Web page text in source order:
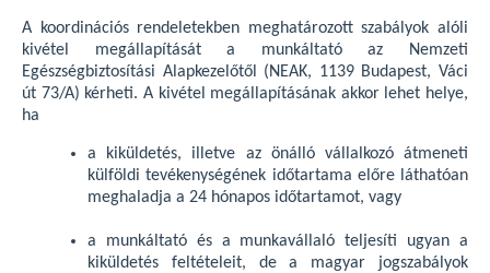
A koordinációs rendeletekben meghatározott szabályok alóli
kivétel megállapítását a munkáltató az Nemzeti
Egészségbiztosítási Alapkezelőtől (NEAK, 1139 Budapest, Váci
út 73/A) kérheti. A kivétel megállapításának akkor lehet helye,
ha
a kiküldetés, illetve az önálló vállalkozó átmeneti
külföldi tevékenységének időtartama előre láthatóan
meghaladja a 24 hónapos időtartamot, vagy
a munkáltató és a munkavállaló teljesíti ugyan a
kiküldetés feltételeit, de a magyar jogszabályok